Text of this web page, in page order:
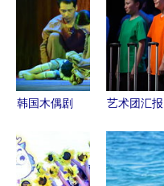
园打造梦幻
工厂
幻年味之旅
韩国木偶剧
演团的奇幻
舞台融合
艺术团汇报
2019届艺
考生毕业晚